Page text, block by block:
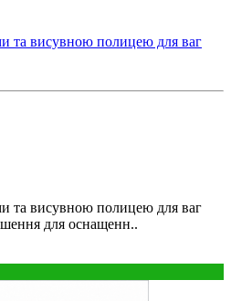
та висувною полицею для ваг
та висувною полицею для ваг
для оснащенн..